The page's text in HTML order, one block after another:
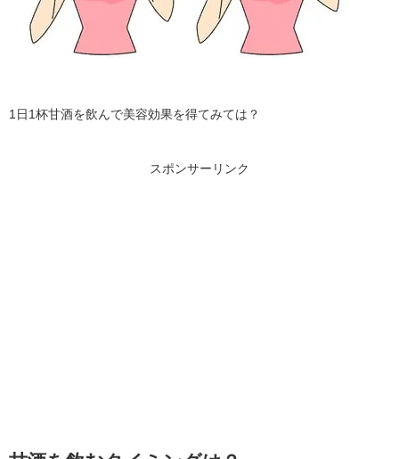
1日1杯甘酒を飲んで美容効果を得てみては？
スポンサーリンク